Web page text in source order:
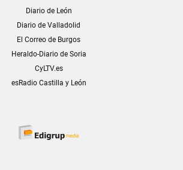
Diario de León
Diario de Valladolid
El Correo de Burgos
Heraldo-Diario de Soria
CyLTV.es
esRadio Castilla y León